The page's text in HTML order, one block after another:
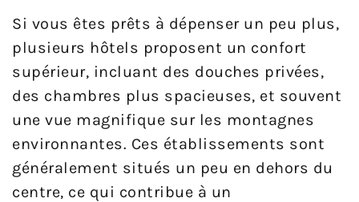
Si vous êtes prêts à dépenser un peu plus,
plusieurs hôtels proposent un confort
supérieur, incluant des douches privées,
des chambres plus spacieuses, et souvent
une vue magnifique sur les montagnes
environnantes. Ces établissements sont
généralement situés un peu en dehors du
centre, ce qui contribue à un